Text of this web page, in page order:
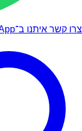
צרו קשר איתנו ב־WhatsApp